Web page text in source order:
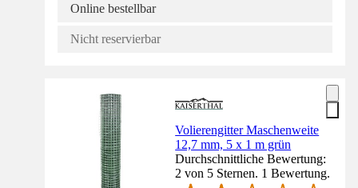
Online bestellbar
Nicht reservierbar
Volierengitter Maschenweite
12,7 mm, 5 x 1 m grün
Durchschnittliche Bewertung:
2 von 5 Sternen. 1 Bewertung.